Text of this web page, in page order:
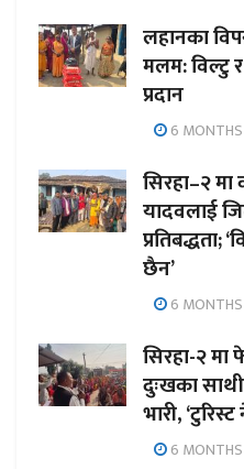
लहानका
मलम: विल्टु
प्रदान
6
सिरहा–२ मा
यादवलाई
प्रतिबद्धता;
छैन’
6
सिरहा-२ मा
दुःखका
भारी,
6